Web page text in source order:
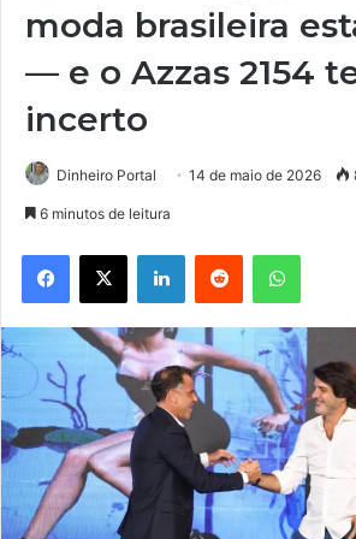
moda brasileira
— e o Azzas 2154
incerto
Dinheiro Portal 14 de maio de 2026
6 minutos de leitura
Facebook
X LinkedinReddit